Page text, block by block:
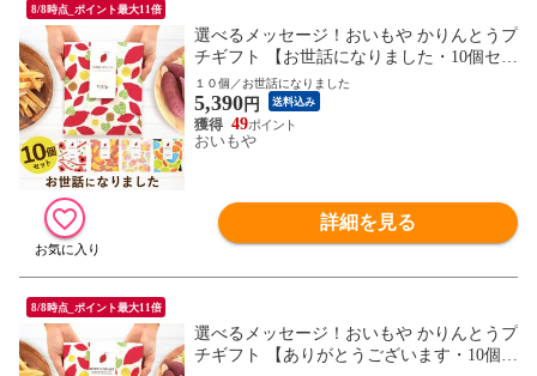
8/8時点_ポイント最大11倍
選べるメッセージ！おいもや かりんとうプ
チギフト 【お世話になりました・10個セッ
ト】 送料無料 人気 スイーツ お菓子 産休
お祝い返し お返し 芋けんぴ ※指定OK！
１０個／お世話になりました
5,390円 送料込み
49
おいもや
詳細を見る
8/8時点_ポイント最大11倍
選べるメッセージ！おいもや かりんとうプ
チギフト 【ありがとうございます・10個セ